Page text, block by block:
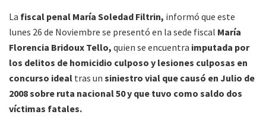
La fiscal penal María Soledad Filtrin, informó que este
lunes 26 de Noviembre se presentó en la sede fiscal María
Florencia Bridoux Tello, quien se encuentra imputada por
los delitos de homicidio culposo y lesiones culposas en
concurso ideal tras un siniestro vial que causó en Julio de
2008 sobre ruta nacional 50 y que tuvo como saldo dos
víctimas fatales.